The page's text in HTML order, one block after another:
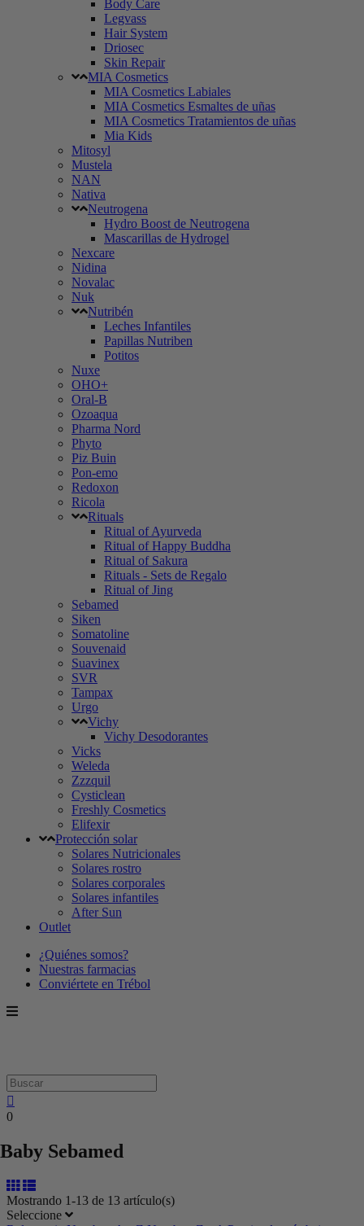
Body Care
Legvass
Hair System
Driosec
Skin Repair
MIA Cosmetics
MIA Cosmetics Labiales
MIA Cosmetics Esmaltes de uñas
MIA Cosmetics Tratamientos de uñas
Mia Kids
Mitosyl
Mustela
NAN
Nativa
Neutrogena
Hydro Boost de Neutrogena
Mascarillas de Hydrogel
Nexcare
Nidina
Novalac
Nuk
Nutribén
Leches Infantiles
Papillas Nutriben
Potitos
Nuxe
OHO+
Oral-B
Ozoaqua
Pharma Nord
Phyto
Piz Buin
Pon-emo
Redoxon
Ricola
Rituals
Ritual of Ayurveda
Ritual of Happy Buddha
Ritual of Sakura
Rituals - Sets de Regalo
Ritual of Jing
Sebamed
Siken
Somatoline
Souvenaid
Suavinex
SVR
Tampax
Urgo
Vichy
Vichy Desodorantes
Vicks
Weleda
Zzzquil
Cysticlean
Freshly Cosmetics
Elifexir
Protección solar
Solares Nutricionales
Solares rostro
Solares corporales
Solares infantiles
After Sun
Outlet
¿Quiénes somos?
Nuestras farmacias
Conviértete en Trébol
0
Baby Sebamed
Mostrando 1-13 de 13 artículo(s)
Seleccione